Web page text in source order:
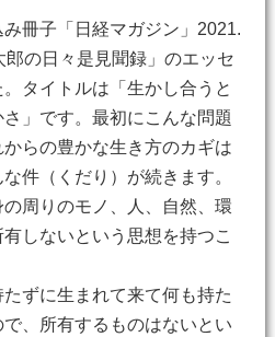
冊子「日経マガジン」2021.
の日々是見聞録」のエッセ
タイトルは「生かし合うと
」です。最初にこんな問題
らの豊かな生き方のカギは
件（くだり）が続きます。
の周りのモノ、人、自然、環
しないという思想を持つこ
ずに生まれて来て何も持た
、所有するものはないとい